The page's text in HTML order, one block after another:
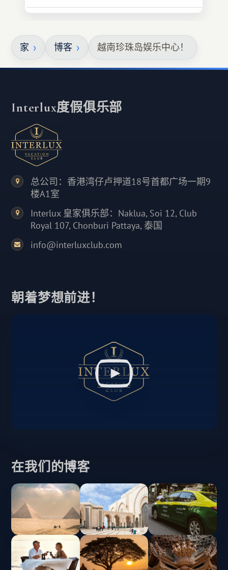
家 博客 越南珍珠岛娱乐中心！
Interlux度假俱乐部
总公司：香港湾仔卢押道18号首都广场一期9
楼A1室
Interlux 皇家俱乐部：Naklua, Soi 12, Club
Royal 107, Chonburi Pattaya, 泰国
info@interluxclub.com
朝着梦想前进！
在我们的博客